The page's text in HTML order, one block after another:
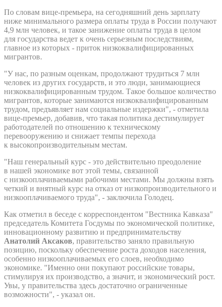
По словам вице-премьера, на сегодняшний день зарплату
ниже минимального размера оплаты труда в России получают
4,9 млн человек, и такое занижение оплаты труда в целом
для государства ведет к очень серьезным последствиям,
главное из которых - приток низкоквалифицированных
мигрантов.
"У нас, по разным оценкам, продолжают трудиться 7 млн
человек из других государств, и это люди, занимающиеся
низкоквалифицированным трудом. Такое большое количество
мигрантов, которые занимаются низкоквалифицированным
трудом, предъявляет нам социальные издержки", - отметила
вице-премьер, добавив, что такая политика дестимулирует
работодателей по отношению к техническому
перевооружению и снижает темпы перехода
к высокопроизводительным местам.
"Наш генеральный курс - это действительно преодоление
в нашей экономике вот этой темы, связанной
с низкооплачиваемыми рабочими местами. Мы должны взять
четкий и внятный курс на отказ от низкопроизводительного и
низкооплачиваемого труда", - заключила Голодец.
Как отметил в беседе с корреспондентом "Вестника Кавказа"
председатель Комитета Госдумы по экономической политике,
инновационному развитию и предпринимательству
Анатолий Аксаков, правительство заняло правильную
позицию, поскольку обеспечение роста доходов населения,
особенно низкооплачиваемых его слоев, необходимо
экономике. "Именно они покупают российские товары,
стимулируя их производство, а значит, и экономический рост.
Увы, у правительства здесь достаточно ограниченные
возможности", - указал он.